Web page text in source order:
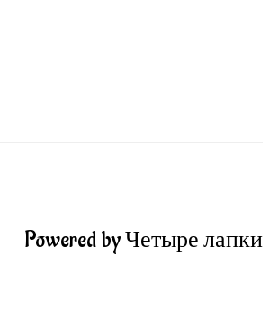
Powered by Четыре лапки